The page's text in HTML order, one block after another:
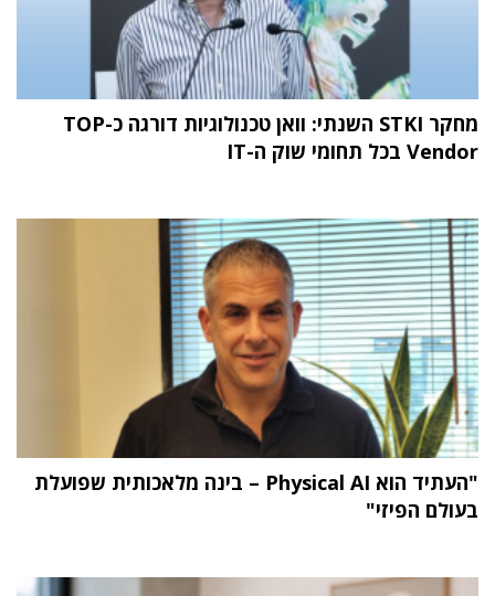
מחקר STKI השנתי: וואן טכנולוגיות דורגה כ-TOP
Vendor בכל תחומי שוק ה-IT
"העתיד הוא Physical AI – בינה מלאכותית שפועלת
בעולם הפיזי"